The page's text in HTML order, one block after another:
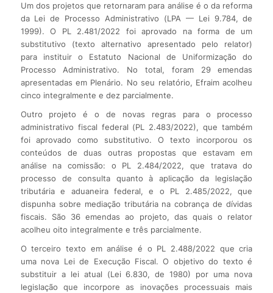
Um dos projetos que retornaram para análise é o da reforma
da Lei de Processo Administrativo (LPA — Lei 9.784, de
1999). O PL 2.481/2022 foi aprovado na forma de um
substitutivo (texto alternativo apresentado pelo relator)
para instituir o Estatuto Nacional de Uniformização do
Processo Administrativo. No total, foram 29 emendas
apresentadas em Plenário. No seu relatório, Efraim acolheu
cinco integralmente e dez parcialmente.
Outro projeto é o de novas regras para o processo
administrativo fiscal federal (PL 2.483/2022), que também
foi aprovado como substitutivo. O texto incorporou os
conteúdos de duas outras propostas que estavam em
análise na comissão: o PL 2.484/2022, que tratava do
processo de consulta quanto à aplicação da legislação
tributária e aduaneira federal, e o PL 2.485/2022, que
dispunha sobre mediação tributária na cobrança de dívidas
fiscais. São 36 emendas ao projeto, das quais o relator
acolheu oito integralmente e três parcialmente.
O terceiro texto em análise é o PL 2.488/2022 que cria
uma nova Lei de Execução Fiscal. O objetivo do texto é
substituir a lei atual (Lei 6.830, de 1980) por uma nova
legislação que incorpore as inovações processuais mais